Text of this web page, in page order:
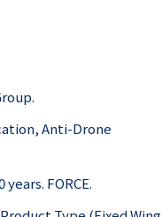
.
Anti-Drone
FORCE.